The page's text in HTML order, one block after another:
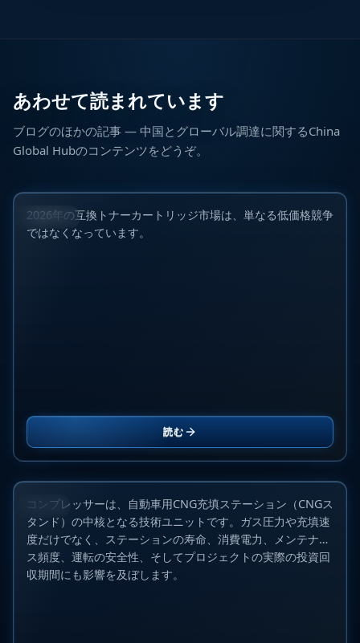
あわせて読まれています
ブログのほかの記事 — 中国とグローバル調達に関するChina
Global Hubのコンテンツをどうぞ。
産業市場
B2B向け互換トナーカートリッジ世界トップ10メーカ
ー（2026年）：市場動向・品質・供給安定性を徹底比
較
2026年の互換トナーカートリッジ市場は、単なる低価格競争
ではなくなっています。
読む
ブログ
CNGプロジェクト向けAriel、ANGI、SAFE、CIMC
Enric、GalileoのAGNKS用コンプレッサー比較
2026年6月15日
コンプレッサーは、自動車用CNG充填ステーション（CNGス
タンド）の中核となる技術ユニットです。ガス圧力や充填速
度だけでなく、ステーションの寿命、消費電力、メンテナン
ス頻度、運転の安全性、そしてプロジェクトの実際の投資回
収期間にも影響を及ぼします。